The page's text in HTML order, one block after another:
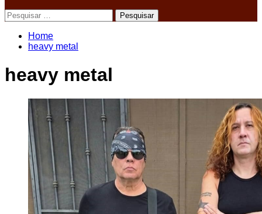
Pesquisar
por:
Home
heavy metal
heavy metal